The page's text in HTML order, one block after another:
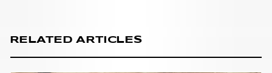
RELATED ARTICLES